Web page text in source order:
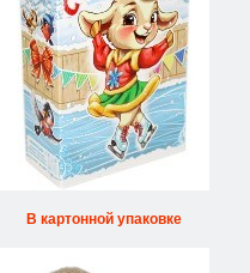
В картонной упаковке